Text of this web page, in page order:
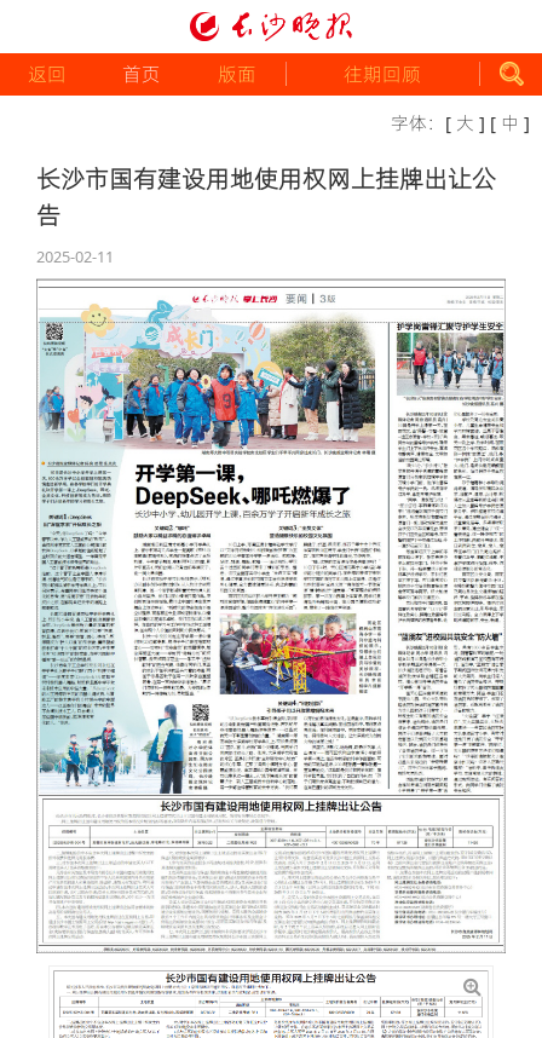
返回 首页 版面 往期回顾
字体： [ 大 ] [ 中 ]
长沙市国有建设用地使用权网上挂牌出让公
告
2025-02-11